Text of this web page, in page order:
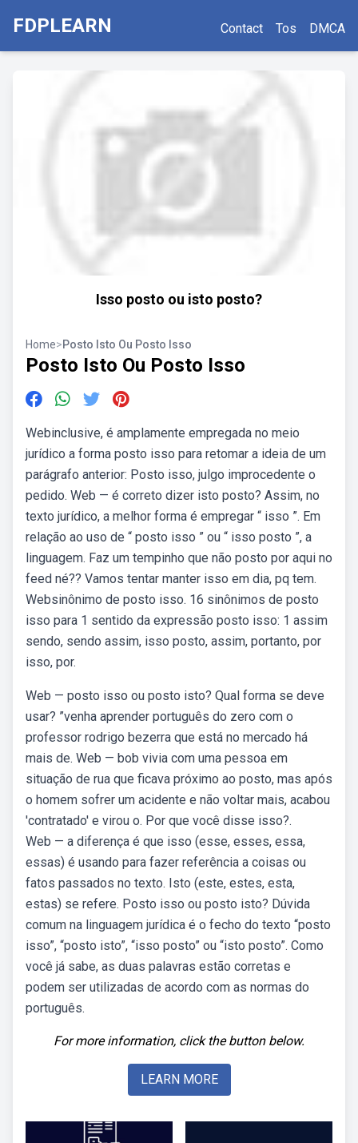
FDPLEARN Contact Tos DMCA
Isso posto ou isto posto?
Home>Posto Isto Ou Posto Isso
Posto Isto Ou Posto Isso
Webinclusive, é amplamente empregada no meio
jurídico a forma posto isso para retomar a ideia de um
parágrafo anterior: Posto isso, julgo improcedente o
pedido. Web — é correto dizer isto posto? Assim, no
texto jurídico, a melhor forma é empregar “ isso ”. Em
relação ao uso de “ posto isso ” ou “ isso posto ”, a
linguagem. Faz um tempinho que não posto por aqui no
feed né?? Vamos tentar manter isso em dia, pq tem.
Websinônimo de posto isso. 16 sinônimos de posto
isso para 1 sentido da expressão posto isso: 1 assim
sendo, sendo assim, isso posto, assim, portanto, por
isso, por.
Web — posto isso ou posto isto? Qual forma se deve
usar? ”venha aprender português do zero com o
professor rodrigo bezerra que está no mercado há
mais de. Web — bob vivia com uma pessoa em
situação de rua que ficava próximo ao posto, mas após
o homem sofrer um acidente e não voltar mais, acabou
'contratado' e virou o. Por que você disse isso?.
Web — a diferença é que isso (esse, esses, essa,
essas) é usando para fazer referência a coisas ou
fatos passados no texto. Isto (este, estes, esta,
estas) se refere. Posto isso ou posto isto? Dúvida
comum na linguagem jurídica é o fecho do texto “posto
isso”, “posto isto”, “isso posto” ou “isto posto”. Como
você já sabe, as duas palavras estão corretas e
podem ser utilizadas de acordo com as normas do
português.
For more information, click the button below.
LEARN MORE